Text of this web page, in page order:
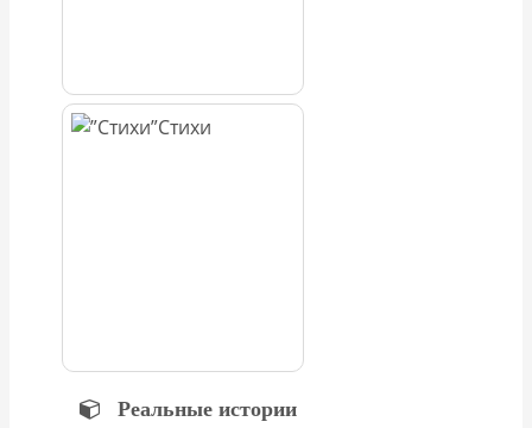
Стихи
Реальные истории